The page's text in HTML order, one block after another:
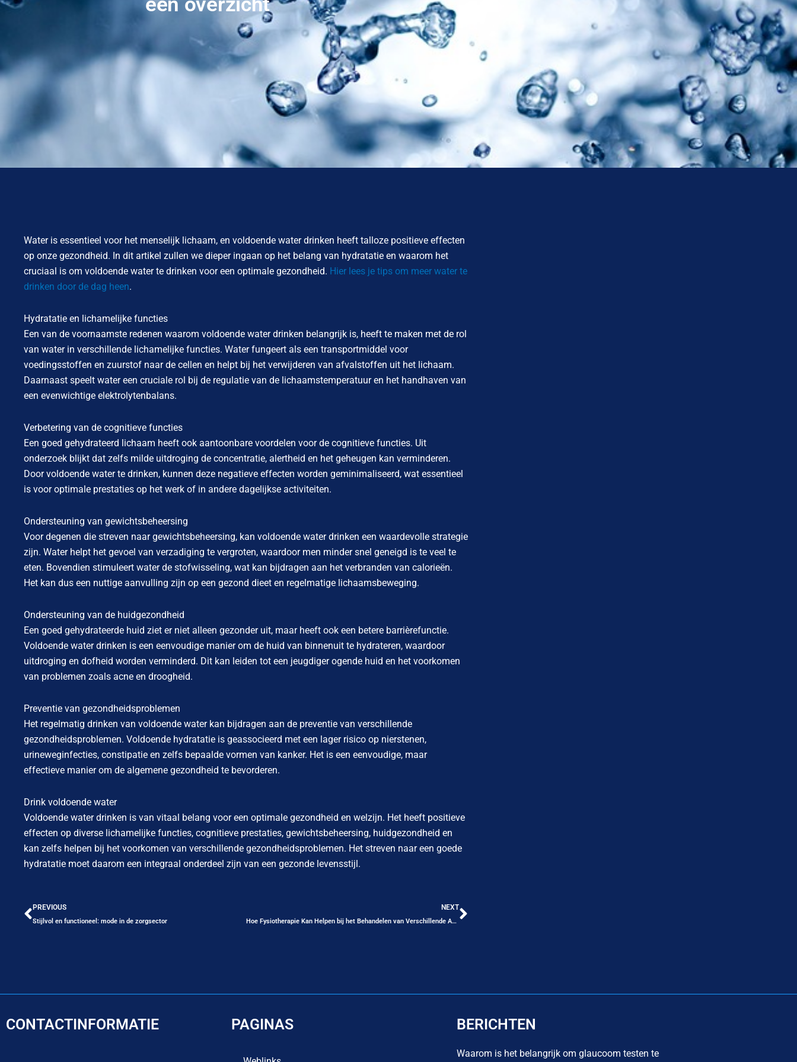
Water is essentieel voor het menselijk lichaam, en voldoende water drinken heeft talloze positieve effecten
op onze gezondheid. In dit artikel zullen we dieper ingaan op het belang van hydratatie en waarom het
cruciaal is om voldoende water te drinken voor een optimale gezondheid. Hier lees je tips om meer water te
drinken door de dag heen.
Hydratatie en lichamelijke functies
Een van de voornaamste redenen waarom voldoende water drinken belangrijk is, heeft te maken met de rol
van water in verschillende lichamelijke functies. Water fungeert als een transportmiddel voor
voedingsstoffen en zuurstof naar de cellen en helpt bij het verwijderen van afvalstoffen uit het lichaam.
Daarnaast speelt water een cruciale rol bij de regulatie van de lichaamstemperatuur en het handhaven van
een evenwichtige elektrolytenbalans.
Verbetering van de cognitieve functies
Een goed gehydrateerd lichaam heeft ook aantoonbare voordelen voor de cognitieve functies. Uit
onderzoek blijkt dat zelfs milde uitdroging de concentratie, alertheid en het geheugen kan verminderen.
Door voldoende water te drinken, kunnen deze negatieve effecten worden geminimaliseerd, wat essentieel
is voor optimale prestaties op het werk of in andere dagelijkse activiteiten.
Ondersteuning van gewichtsbeheersing
Voor degenen die streven naar gewichtsbeheersing, kan voldoende water drinken een waardevolle strategie
zijn. Water helpt het gevoel van verzadiging te vergroten, waardoor men minder snel geneigd is te veel te
eten. Bovendien stimuleert water de stofwisseling, wat kan bijdragen aan het verbranden van calorieën.
Het kan dus een nuttige aanvulling zijn op een gezond dieet en regelmatige lichaamsbeweging.
Ondersteuning van de huidgezondheid
Een goed gehydrateerde huid ziet er niet alleen gezonder uit, maar heeft ook een betere barrièrefunctie.
Voldoende water drinken is een eenvoudige manier om de huid van binnenuit te hydrateren, waardoor
uitdroging en dofheid worden verminderd. Dit kan leiden tot een jeugdiger ogende huid en het voorkomen
van problemen zoals acne en droogheid.
Preventie van gezondheidsproblemen
Het regelmatig drinken van voldoende water kan bijdragen aan de preventie van verschillende
gezondheidsproblemen. Voldoende hydratatie is geassocieerd met een lager risico op nierstenen,
urineweginfecties, constipatie en zelfs bepaalde vormen van kanker. Het is een eenvoudige, maar
effectieve manier om de algemene gezondheid te bevorderen.
Drink voldoende water
Voldoende water drinken is van vitaal belang voor een optimale gezondheid en welzijn. Het heeft positieve
effecten op diverse lichamelijke functies, cognitieve prestaties, gewichtsbeheersing, huidgezondheid en
kan zelfs helpen bij het voorkomen van verschillende gezondheidsproblemen. Het streven naar een goede
hydratatie moet daarom een integraal onderdeel zijn van een gezonde levensstijl.
Vorige
PREVIOUS
Stijlvol en functioneel: mode in de zorgsector
NEXT
Hoe Fysiotherapie Kan Helpen bij het Behandelen van Verschillende Aandoeningen
Volgende
CONTACTINFORMATIE PAGINAS BERICHTEN
Waarom is het belangrijk om glaucoom testen te